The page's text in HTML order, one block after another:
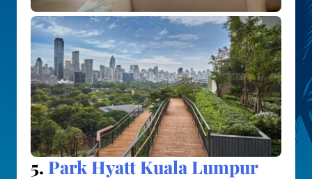
5. Park Hyatt Kuala Lumpur